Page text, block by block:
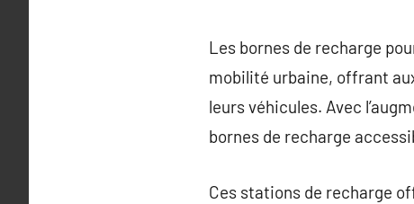
Les bornes de recharge
mobilité urbaine, offrant
leurs véhicules. Avec
bornes de recharge
Ces stations de recharge